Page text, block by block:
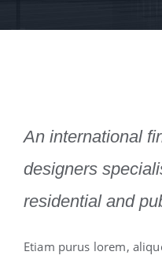
An international
designers
residential and
Etiam purus lorem,